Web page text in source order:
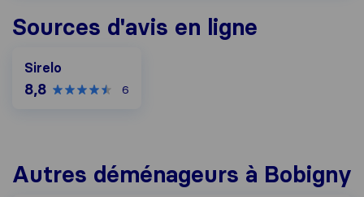
Sources d'avis en ligne
Sirelo
8,8 6
Autres déménageurs à Bobigny